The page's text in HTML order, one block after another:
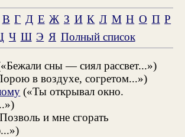
В Г Д Е Ж З И К Л М Н О П Р
Ч Ш Э Я Полный список
сны — сиял рассвет...»)
в воздухе, согретом...»)
(«Ты открывал окно.
и мне сгорать